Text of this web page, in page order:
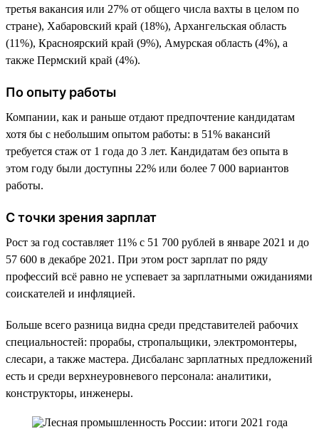
третья вакансия или 27% от общего числа вахты в целом по
стране), Хабаровский край (18%), Архангельская область
(11%), Красноярский край (9%), Амурская область (4%), а
также Пермский край (4%).
По опыту работы
Компании, как и раньше отдают предпочтение кандидатам
хотя бы с небольшим опытом работы: в 51% вакансий
требуется стаж от 1 года до 3 лет. Кандидатам без опыта в
этом году были доступны 22% или более 7 000 вариантов
работы.
С точки зрения зарплат
Рост за год составляет 11% с 51 700 рублей в январе 2021 и до
57 600 в декабре 2021. При этом рост зарплат по ряду
профессий всё равно не успевает за зарплатными ожиданиями
соискателей и инфляцией.
Больше всего разница видна среди представителей рабочих
специальностей: прорабы, стропальщики, электромонтеры,
слесари, а также мастера. Дисбаланс зарплатных предложений
есть и среди верхнеуровневого персонала: аналитики,
конструкторы, инженеры.